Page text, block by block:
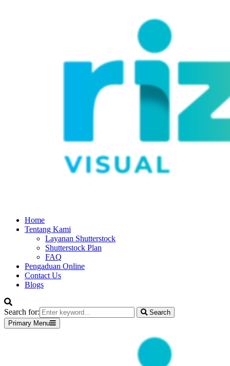
Home
Tentang Kami
Layanan Shutterstock
Shutterstock Plan
FAQ
Pengaduan Online
Contact Us
Blogs
Search for:
Search
Primary Menu